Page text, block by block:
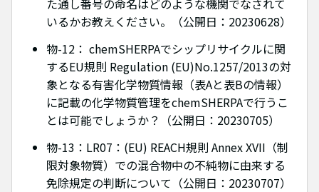
た通し番号の命名はどのような機関でなされて
いるかお教えください。（公開日：20230628）
物-12： chemSHERPAでシップリサイクルに関
するEU規則 Regulation (EU)No.1257/2013の対
象となる有害化学物質情報（表Aと表Bの情報）
に記載の化学物質管理をchemSHERPAで行うこ
とは可能でしょうか？（公開日：20230705）
物-13：LR07：(EU) REACH規則 Annex XVII（制
限対象物質）での混合物中の不純物に由来する
免除規定の判断について（公開日：20230707）